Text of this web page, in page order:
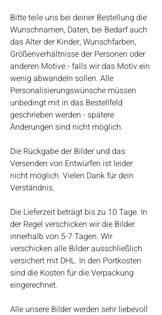
Bitte teile uns bei deiner Bestellung die
Wunschnamen, Daten, bei Bedarf auch
das Alter der Kinder, Wunschfarben,
Größenverhältnisse der Personen oder
anderen Motive - falls wir das Motiv ein
wenig abwandeln sollen. Alle
Personalisierungswünsche müssen
unbedingt mit in das Bestellfeld
geschrieben werden - spätere
Änderungen sind nicht möglich.
Die Rückgabe der Bilder und das
Versenden von Entwürfen ist leider
nicht möglich. Vielen Dank für dein
Verständnis.
Die Lieferzeit beträgt bis zu 10 Tage. In
der Regel verschicken wir die Bilder
innerhalb von 5-7 Tagen. Wir
verschicken alle Bilder ausschließlich
versichert mit DHL. In den Portkosten
sind die Kosten für die Verpackung
eingerechnet.
Alle unsere Bilder werden sehr liebevoll